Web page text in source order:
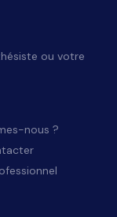
ou votre
nous ?